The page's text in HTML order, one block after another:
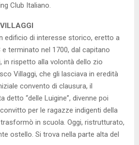
Club Italiano.
edificio di interesse storico, eretto a
terminato nel 1700, dal capitano
in rispetto alla volontà dello zio
Villaggi, che gli lasciava in eredità
convento di clausura, il
detto “delle Luigine”, divenne poi
per le ragazze indigenti della
trasformò in scuola. Oggi, ristrutturato,
ostello. Si trova nella parte alta del